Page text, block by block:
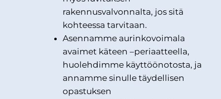
rakennusvalvonnalta, jos sitä
kohteessa tarvitaan.
Asennamme aurinkovoimala
avaimet käteen –periaatteella,
huolehdimme käyttöönotosta, ja
annamme sinulle täydellisen
opastuksen